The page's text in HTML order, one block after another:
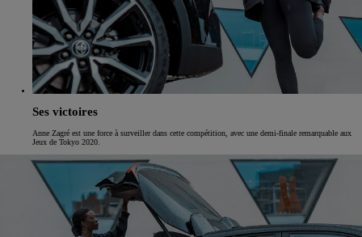
Ses victoires
Anne Zagré est une force à surveiller dans cette compétition, avec une demi-finale remarquable aux
Jeux de Tokyo 2020.